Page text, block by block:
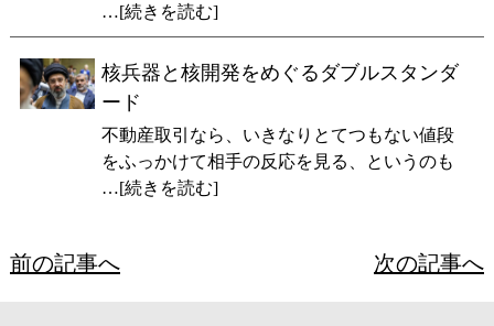
…[続きを読む]
核兵器と核開発をめぐるダブルスタンダ
ード
不動産取引なら、いきなりとてつもない値段
をふっかけて相手の反応を見る、というのも
…[続きを読む]
前の記事へ 次の記事へ